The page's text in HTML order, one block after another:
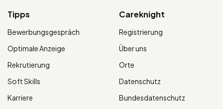
Tipps
Bewerbungsgespräch
Optimale Anzeige
Rekrutierung
Soft Skills
Karriere
Careknight
Registrierung
Über uns
Orte
Datenschutz
Bundesdatenschutz